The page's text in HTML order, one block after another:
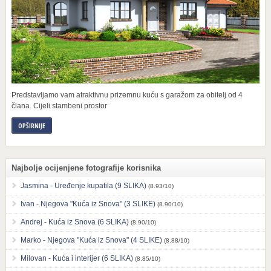
Predstavljamo vam atraktivnu prizemnu kuću s garažom za obitelj od 4
člana. Cijeli stambeni prostor
OPŠIRNIJE
Najbolje ocijenjene fotografije korisnika
Jasmina - Uređenje kupatila (9 SLIKA) (8.93/10)
Ivan - Njegova "Kuća iz Snova" (3 SLIKE) (8.90/10)
Andrej - Kuća iz Snova (6 SLIKA) (8.90/10)
Marko - Njegova "Kuća iz Snova" (4 SLIKE) (8.88/10)
Milovan - Kuća i interijer (6 SLIKA) (8.85/10)